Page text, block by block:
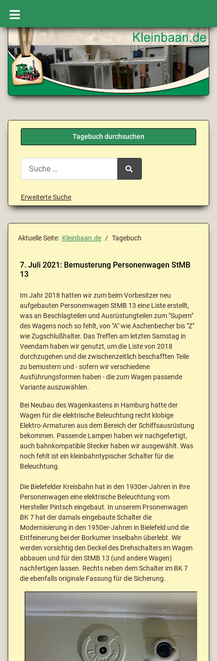
Tagebuch durchsuchen
Erweiterte Suche
Aktuelle Seite: Kleinbaan.de Tagebuch
7. Juli 2021: Bemusterung Personenwagen StMB
13
Im Jahr 2018 hatten wir zum beim Vorbesitzer neu
aufgebauten Personenwagen StMB 13 eine Liste erstellt,
was an Beschlagteilen und Ausrüstungteilen zum "Supern"
des Wagens noch so fehlt, von "A" wie Aschenbecher bis "Z"
wie Zugschlußhalter. Das Treffen am letzten Samstag in
Veendam haben wir genutzt, um die Liste von 2018
durchzugehen und die zwischenzeitlich beschafften Teile
zu bemustern und - sofern wir verschiedene
Ausführungsformen haben - die zum Wagen passende
Variante auszuwählen.
Bei Neubau des Wagenkastens in Hamburg hatte der
Wagen für die elektrische Beleuchtung recht klobige
Elektro-Armaturen aus dem Bereich der Schiffsausrüstung
bekommen. Passende Lampen haben wir nachgefertigt,
auch bahnkompatible Stecker haben wir ausgewählt. Was
noch fehlt ist ein kleinbahntypischer Schalter für die
Beleuchtung.
Die Bielefelder Kreisbahn hat in den 1930er-Jahren in ihre
Personenwagen eine elektrische Beleuchtung vom
Hersteller Pintsch eingebaut. In unserem Prsonenwagen
BK 7 hat der damals eingebaute Schalter die
Modernisierung in den 1950er-Jahren in Bielefeld und die
Entfeinerung bei der Borkumer Inselbahn überlebt. Wir
werden vorsichtig den Deckel des Drehschalters im Wagen
abbauen und für den StMB 13 (und andere Wagen)
nachfertigen lassen. Rechts neben dem Schalter im BK 7
die ebenfalls originale Fassung für die Sicherung.